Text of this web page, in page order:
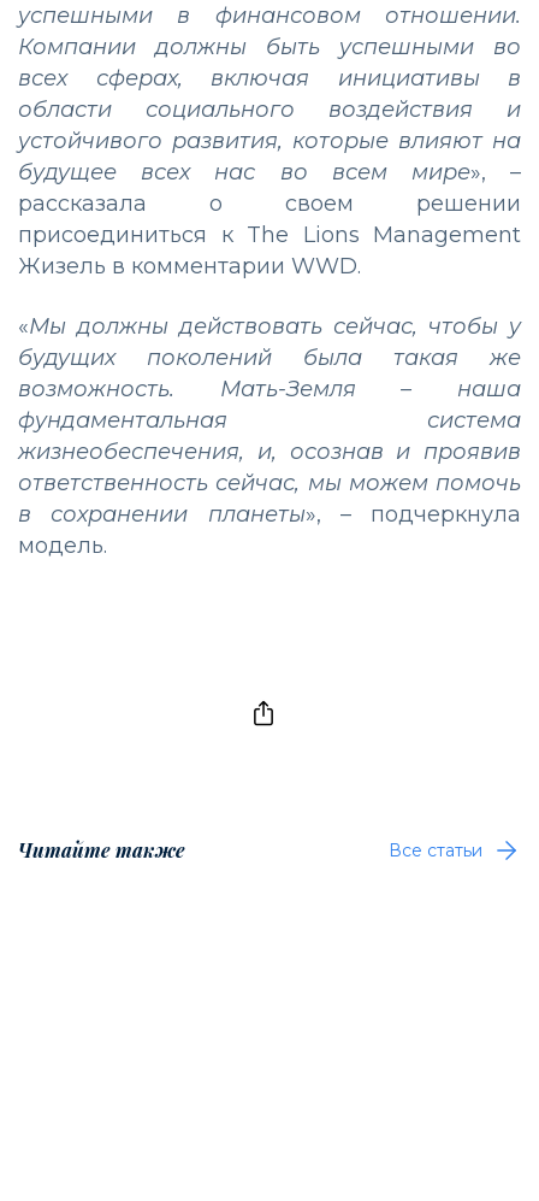
успешными в финансовом отношении.
Компании должны быть успешными во
всех сферах, включая инициативы в
области социального воздействия и
устойчивого развития, которые влияют на
будущее всех нас во всем мире», –
рассказала о своем решении
присоединиться к The Lions Management
Жизель в комментарии WWD.
«Мы должны действовать сейчас, чтобы у
будущих поколений была такая же
возможность. Мать-Земля – наша
фундаментальная система
жизнеобеспечения, и, осознав и проявив
ответственность сейчас, мы можем помочь
в сохранении планеты», – подчеркнула
модель.
Читайте также Все статьи